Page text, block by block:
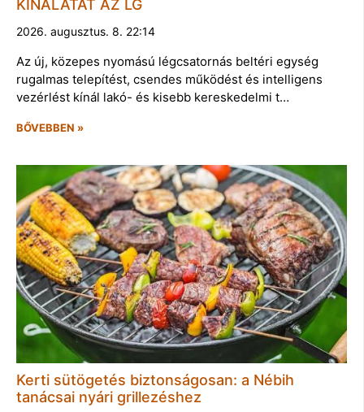
KÍNÁLATÁT AZ LG
2026. augusztus. 8. 22:14
Az új, közepes nyomású légcsatornás beltéri egység
rugalmas telepítést, csendes működést és intelligens
vezérlést kínál lakó- és kisebb kereskedelmi t…
BŐVEBBEN »
Kerti sütögetés biztonságosan: a Nébih
tanácsai nyári grillezéshez